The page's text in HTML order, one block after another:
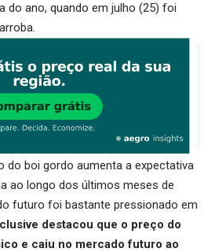
do ano, quando em julho (25) foi
do boi gordo aumenta a expectativa
ao longo dos últimos meses de
futuro foi bastante pressionado em
destacou que o preço do
e caiu no mercado futuro ao